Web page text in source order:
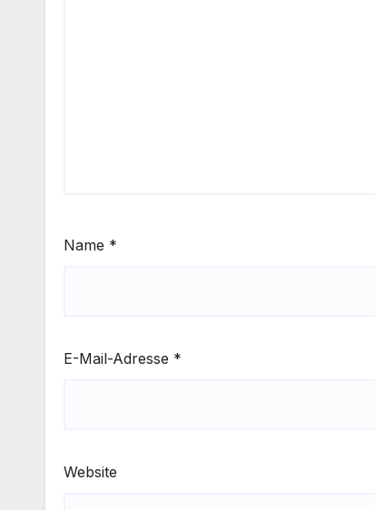
Name *
E-Mail-Adresse *
Website